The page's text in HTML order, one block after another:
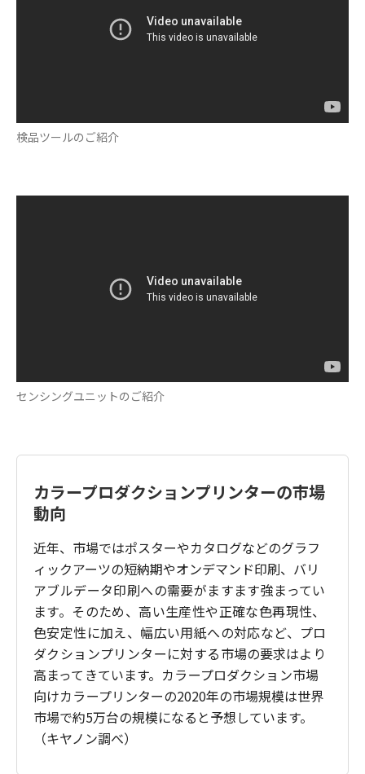
検品ツールのご紹介
センシングユニットのご紹介
カラープロダクションプリンターの市場
動向
近年、市場ではポスターやカタログなどのグラフ
ィックアーツの短納期やオンデマンド印刷、 バリ
アブルデータ印刷への需要がますます強まってい
ます。そのため、高い生産性や正確な色再現性、
色安定性に加え、幅広い用紙への対応など、プロ
ダクションプリンターに対する市場の要求はより
高まってきています。カラープロダクション市場
向けカラープリンターの2020年の市場規模は世界
市場で約5万台の規模になると予想しています。
（キヤノン調べ）